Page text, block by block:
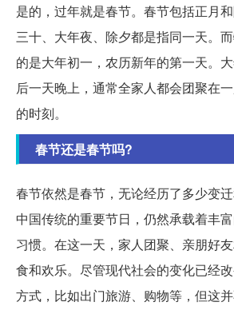
是的，过年就是春节。春节包括正月
三十、大年夜、除夕都是指同一天。
的是大年初一，农历新年的第一天。
后一天晚上，通常全家人都会团聚在
的时刻。
春节还是春节吗?
春节依然是春节，无论经历了多少变
中国传统的重要节日，仍然承载着丰
习惯。在这一天，家人团聚、亲朋好
食和欢乐。尽管现代社会的变化已经
方式，比如出门旅游、购物等，但这